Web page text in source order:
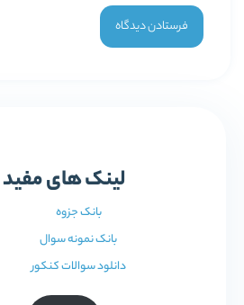
لینک های مفید
بانک جزوه
بانک نمونه سوال
دانلود سوالات کنکور